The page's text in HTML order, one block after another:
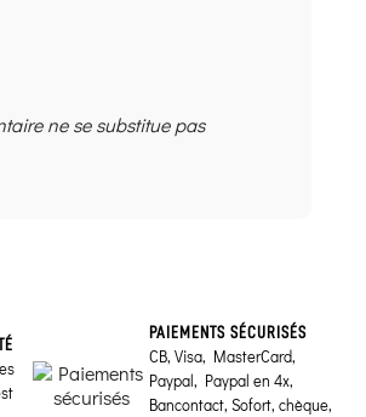
ne se substitue pas
PAIEMENTS SÉCURISÉS
CB, Visa, MasterCard,
Paypal, Paypal en 4x,
Bancontact, Sofort, chèque,